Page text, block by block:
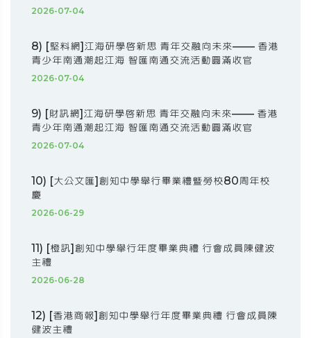
2026-07-04
8) [堅料網]江海研學啟新思 青年交融向未來—— 香港
青少年南通潮起江海 智匯南通交流活動圓滿收官
2026-07-04
9) [財訊網]江海研學啟新思 青年交融向未來—— 香港
青少年南通潮起江海 智匯南通交流活動圓滿收官
2026-07-04
10) [大公文匯]創知中學舉行畢業禮暨勞校80周年校
慶
2026-06-29
11) [橙訊]創知中學舉行年度畢業典禮 行會成員陳健波
主禮
2026-06-28
12) [香港商報]創知中學舉行年度畢業典禮 行會成員陳
健波主禮